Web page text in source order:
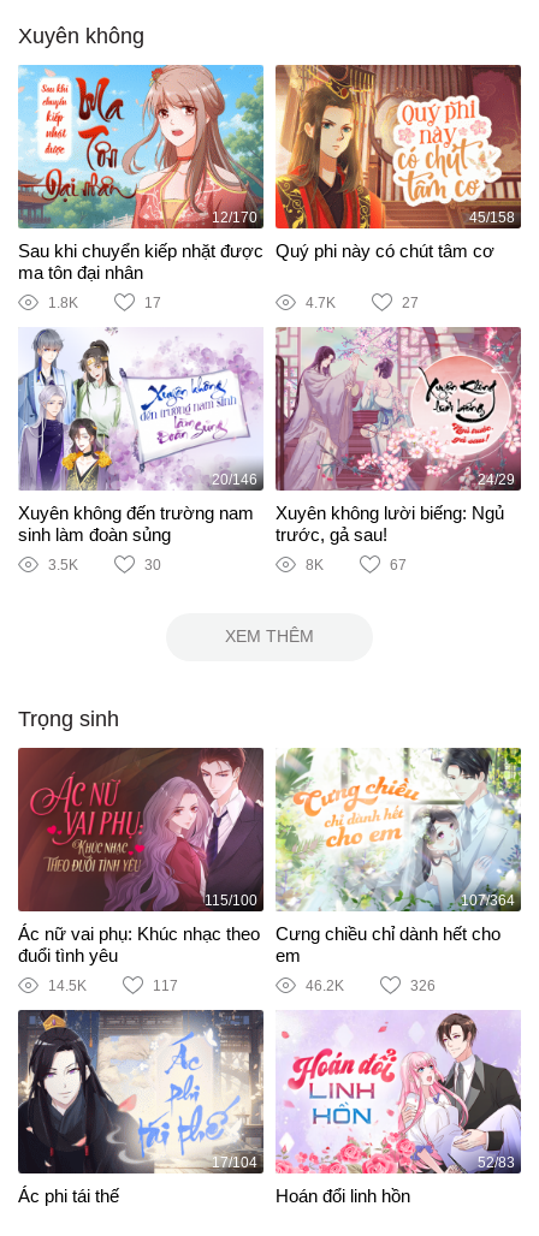
Xuyên không
12/170
Sau khi chuyển kiếp nhặt được
ma tôn đại nhân
1.8K 17
45/158
Quý phi này có chút tâm cơ
4.7K 27
20/146
Xuyên không đến trường nam
sinh làm đoàn sủng
3.5K 30
24/29
Xuyên không lười biếng: Ngủ
trước, gả sau!
8K 67
XEM THÊM
Trọng sinh
115/100
Ác nữ vai phụ: Khúc nhạc theo
đuổi tình yêu
14.5K 117
107/364
Cưng chiều chỉ dành hết cho
em
46.2K 326
17/104
Ác phi tái thế
52/83
Hoán đổi linh hồn